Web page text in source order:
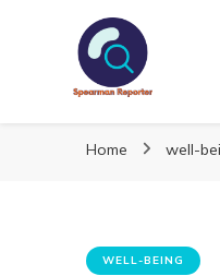
Home well-
WELL-BEING